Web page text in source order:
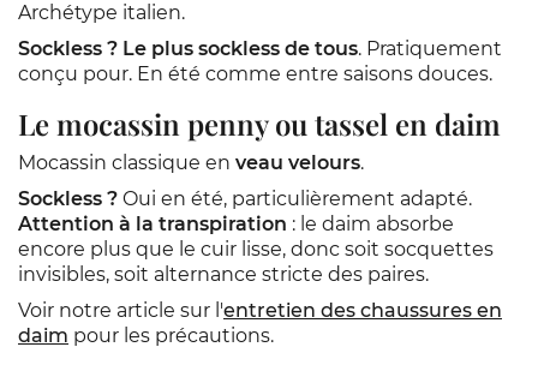
Archétype italien.
Sockless ? Le plus sockless de tous. Pratiquement
conçu pour. En été comme entre saisons douces.
Le mocassin penny ou tassel en daim
Mocassin classique en veau velours.
Sockless ? Oui en été, particulièrement adapté.
Attention à la transpiration : le daim absorbe
encore plus que le cuir lisse, donc soit socquettes
invisibles, soit alternance stricte des paires.
Voir notre article sur l'entretien des chaussures en
daim pour les précautions.